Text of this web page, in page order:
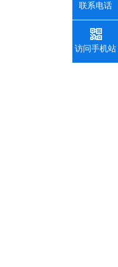
联系电话
访问手机站